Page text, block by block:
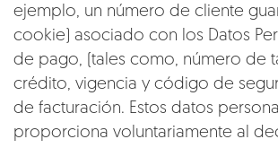
ejemplo, un número de cliente
cookie) asociado con los Datos
de pago, (tales como, número de
crédito, vigencia y código de
de facturación. Estos datos
proporciona voluntariamente al